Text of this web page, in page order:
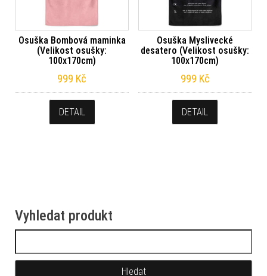
Osuška Bombová maminka
(Velikost osušky:
100x170cm)
999 Kč
DETAIL
Osuška Myslivecké
desatero (Velikost osušky:
100x170cm)
999 Kč
DETAIL
Vyhledat produkt